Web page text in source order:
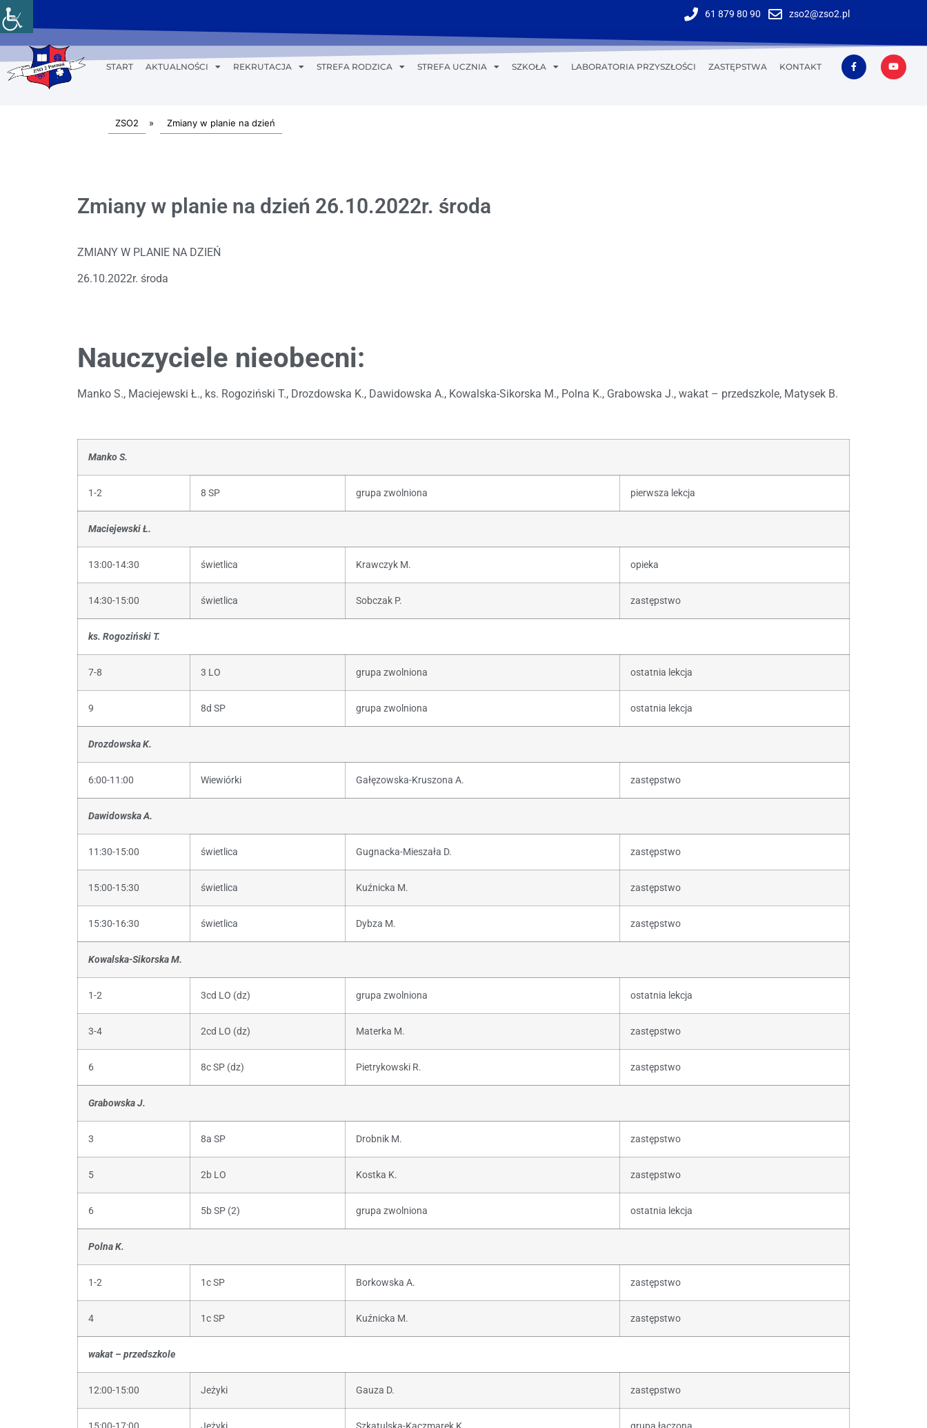
61 879 80 90 zso2@zso2.pl
START AKTUALNOŚCI REKRUTACJA STREFA RODZICA STREFA UCZNIA SZKOŁA LABORATORIA PRZYSZŁOŚCI ZASTĘPSTWA KONTAKT
ZSO2 » Zmiany w planie na dzień
Zmiany w planie na dzień 26.10.2022r. środa
ZMIANY W PLANIE NA DZIEŃ
26.10.2022r. środa
Nauczyciele nieobecni:
Manko S., Maciejewski Ł., ks. Rogoziński T., Drozdowska K., Dawidowska A., Kowalska-Sikorska M., Polna K., Grabowska J., wakat – przedszkole, Matysek B.
Manko S.
1-2 8 SP grupa zwolniona pierwsza lekcja
Maciejewski Ł.
13:00-14:30 świetlica Krawczyk M. opieka
14:30-15:00 świetlica Sobczak P. zastępstwo
ks. Rogoziński T.
7-8 3 LO grupa zwolniona ostatnia lekcja
9 8d SP grupa zwolniona ostatnia lekcja
Drozdowska K.
6:00-11:00 Wiewiórki Gałęzowska-Kruszona A. zastępstwo
Dawidowska A.
11:30-15:00 świetlica Gugnacka-Mieszała D. zastępstwo
15:00-15:30 świetlica Kuźnicka M. zastępstwo
15:30-16:30 świetlica Dybza M. zastępstwo
Kowalska-Sikorska M.
1-2 3cd LO (dz) grupa zwolniona ostatnia lekcja
3-4 2cd LO (dz) Materka M. zastępstwo
6 8c SP (dz) Pietrykowski R. zastępstwo
Grabowska J.
3 8a SP Drobnik M. zastępstwo
5 2b LO Kostka K. zastępstwo
6 5b SP (2) grupa zwolniona ostatnia lekcja
Polna K.
1-2 1c SP Borkowska A. zastępstwo
4 1c SP Kuźnicka M. zastępstwo
wakat – przedszkole
12:00-15:00 Jeżyki Gauza D. zastępstwo